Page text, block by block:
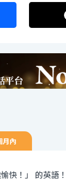
月內
快！」 的英語！